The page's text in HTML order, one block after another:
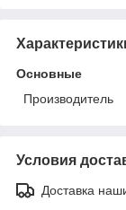
Основные
Производитель
Условия
Доставка